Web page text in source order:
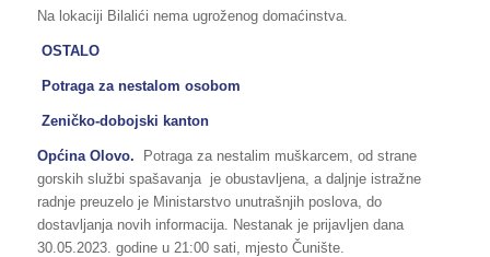
Na lokaciji Bilalići nema ugroženog domaćinstva.
OSTALO
Potraga za nestalom osobom
Zeničko-dobojski kanton
Općina Olovo. Potraga za nestalim muškarcem, od strane
gorskih službi spašavanja je obustavljena, a daljnje istražne
radnje preuzelo je Ministarstvo unutrašnjih poslova, do
dostavljanja novih informacija. Nestanak je prijavljen dana
30.05.2023. godine u 21:00 sati, mjesto Čunište.